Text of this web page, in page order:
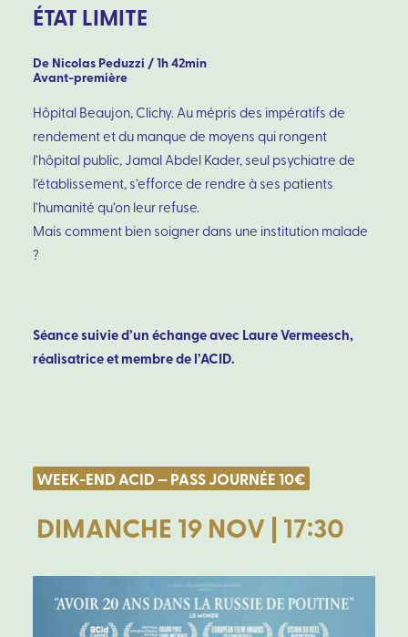
ÉTAT LIMITE
De Nicolas Peduzzi / 1h 42min
Avant-première
Hôpital Beaujon, Clichy. Au mépris des impératifs de
rendement et du manque de moyens qui rongent
l’hôpital public, Jamal Abdel Kader, seul psychiatre de
l’établissement, s’efforce de rendre à ses patients
l’humanité qu’on leur refuse.
Mais comment bien soigner dans une institution malade
?
Séance suivie d’un échange avec Laure Vermeesch,
réalisatrice et membre de l’ACID.
WEEK-END ACID — PASS JOURNÉE 10€
DIMANCHE 19 NOV | 17:30